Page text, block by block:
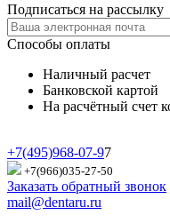
Подписаться на рассылку
Способы оплаты
Наличный расчет
Банковской картой
На расчётный счет
+7(495)968-07-97
+7(966)035-27-50
Заказать обратный звонок
mail@dentaru.ru